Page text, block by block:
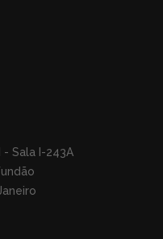
Sala I-243A